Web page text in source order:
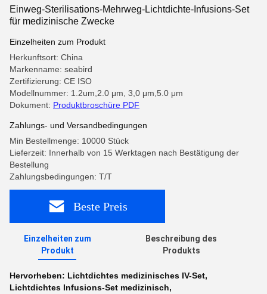
Einweg-Sterilisations-Mehrweg-Lichtdichte-Infusions-Set
für medizinische Zwecke
Einzelheiten zum Produkt
Herkunftsort: China
Markenname: seabird
Zertifizierung: CE ISO
Modellnummer: 1.2um,2.0 μm, 3,0 μm,5.0 μm
Dokument: Produktbroschüre PDF
Zahlungs- und Versandbedingungen
Min Bestellmenge: 10000 Stück
Lieferzeit: Innerhalb von 15 Werktagen nach Bestätigung der
Bestellung
Zahlungsbedingungen: T/T
Beste Preis
Einzelheiten zum
Produkt
Beschreibung des
Produkts
Hervorheben: Lichtdichtes medizinisches IV-Set,
Lichtdichtes Infusions-Set medizinisch,